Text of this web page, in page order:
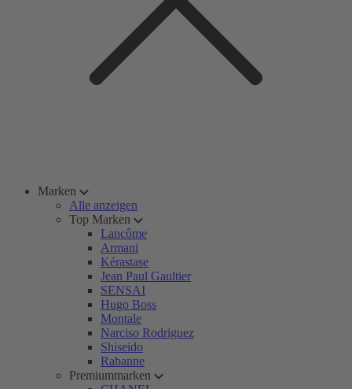
Marken
Alle anzeigen
Top Marken
Lancôme
Armani
Kérastase
Jean Paul Gaultier
SENSAI
Hugo Boss
Montale
Narciso Rodriguez
Shiseido
Rabanne
Premiummarken